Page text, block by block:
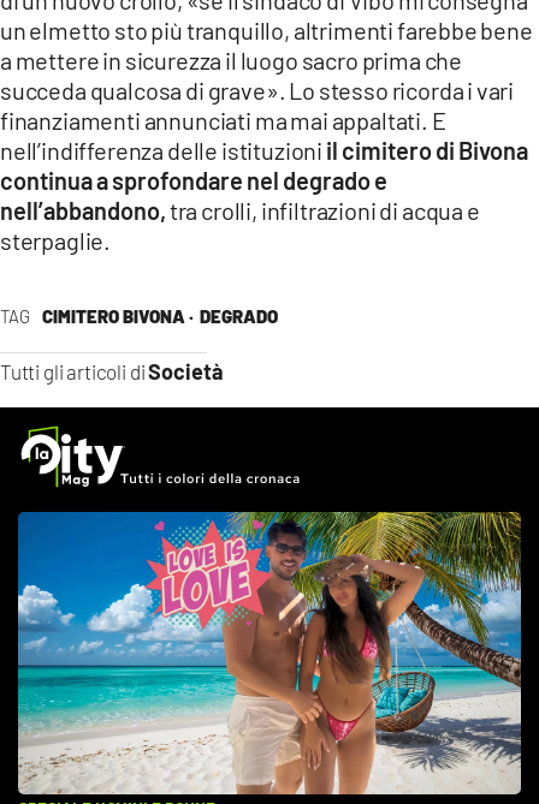
TAG CIMITERO BIVONA · DEGRADO
Tutti gli articoli diSocietà
un elmetto sto più tranquillo, altrimenti farebbe bene
a mettere in sicurezza il luogo sacro prima che
succeda qualcosa di grave». Lo stesso ricorda i vari
finanziamenti annunciati ma mai appaltati. E
nell’indifferenza delle istituzioni il cimitero di Bivona
continua a sprofondare nel degrado e
nell’abbandono,tra crolli, infiltrazioni di acqua e
sterpaglie.